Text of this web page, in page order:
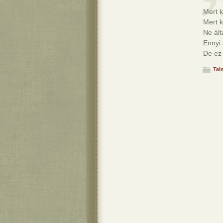
Mert
Mert
Ne
Ennyi
De